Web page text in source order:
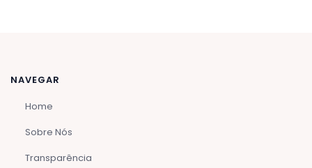
NAVEGAR
Home
Sobre Nós
Transparência